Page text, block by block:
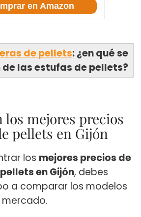
en Amazon
de pellets: ¿en qué se
las estufas de pellets?
los mejores precios
pellets en Gijón
los mejores precios de
en Gijón, debes
a comparar los modelos
mercado.